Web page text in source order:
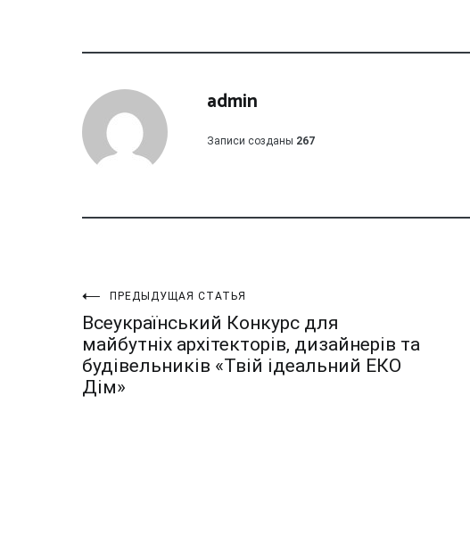
admin
Записи созданы 267
Навигация
по
записям
ПРЕДЫДУЩАЯ СТАТЬЯ
Всеукраїнський Конкурс для
майбутніх архітекторів, дизайнерів та
будівельників «Твій ідеальний ЕКО
Дім»